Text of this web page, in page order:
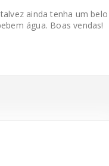
ainda tenha um belo
água. Boas vendas!